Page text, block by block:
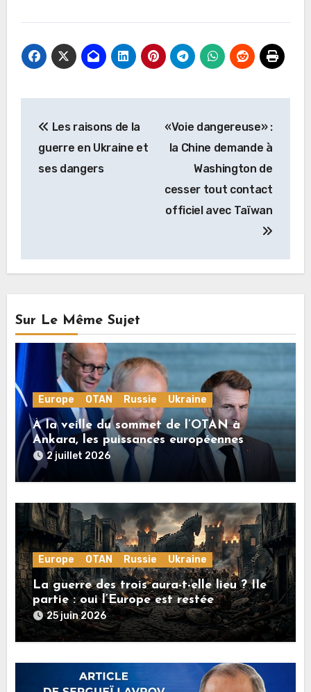
de
l’article
Les raisons de la
guerre en Ukraine et
ses dangers
«Voie dangereuse» :
la Chine demande à
Washington de
cesser tout contact
officiel avec Taïwan
Sur Le Même Sujet
Europe OTAN Russie Ukraine
À la veille du sommet de l’OTAN à
Ankara, les puissances européennes
poussent la guerre en Ukraine vers un
conflit direct avec la Russie
2 juillet 2026
Europe OTAN Russie Ukraine
La guerre des trois aura-t-elle lieu ? IIe
partie : oui l’Europe est restée
rationnelle !
25 juin 2026